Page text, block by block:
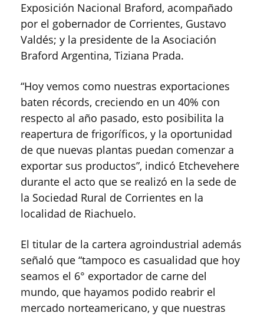
Exposición Nacional Braford, acompañado
por el gobernador de Corrientes, Gustavo
Valdés; y la presidente de la Asociación
Braford Argentina, Tiziana Prada.
“Hoy vemos como nuestras exportaciones
baten récords, creciendo en un 40% con
respecto al año pasado, esto posibilita la
reapertura de frigoríficos, y la oportunidad
de que nuevas plantas puedan comenzar a
exportar sus productos”, indicó Etchevehere
durante el acto que se realizó en la sede de
la Sociedad Rural de Corrientes en la
localidad de Riachuelo.
El titular de la cartera agroindustrial además
señaló que “tampoco es casualidad que hoy
seamos el 6° exportador de carne del
mundo, que hayamos podido reabrir el
mercado norteamericano, y que nuestras